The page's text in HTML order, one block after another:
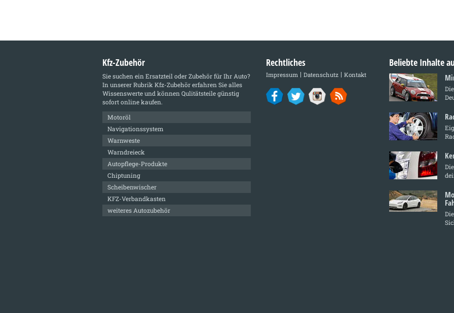
Kfz-Zubehör
Sie suchen ein Ersatzteil oder Zubehör für Ihr Auto?
In unserer RubrikKfz-Zubehörerfahren Sie alles
Wissenswerte und können Qulitätsteile günstig
sofort online kaufen.
Motoröl
Navigationssystem
Warnweste
Warndreieck
Autopflege-Produkte
Chiptuning
Scheibenwischer
KFZ-Verbandkasten
weiteres Autozubehör
Rechtliches
Impressum Datenschutz Kontakt
Beliebte Inhalte